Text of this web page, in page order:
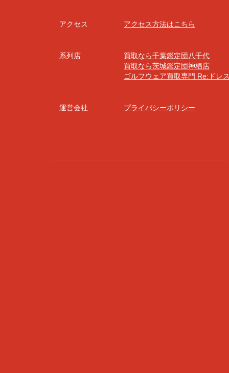
アクセス アクセス方法はこちら
系列店
買取なら千葉鑑定団八千代
買取なら茨城鑑定団神栖店
ゴルフウェア買取専門 Re:ドレ
運営会社 プライバシーポリシー